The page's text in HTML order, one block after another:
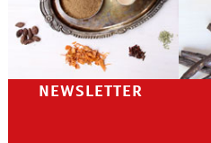
NEWSLETTER